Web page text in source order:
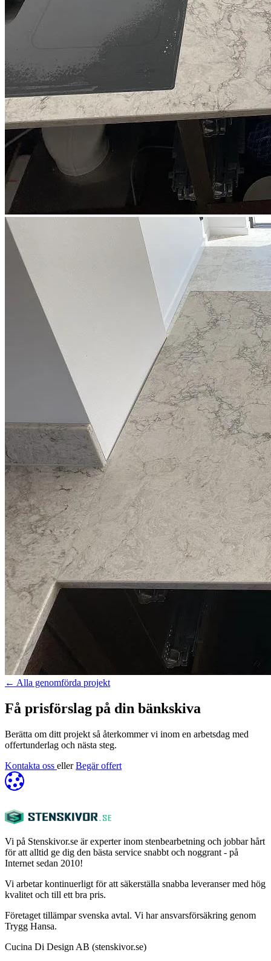
← Alla genomförda projekt
Få prisförslag på din bänkskiva
Berätta om ditt projekt så återkommer vi inom en arbetsdag med
offertunderlag och nästa steg.
Kontakta oss eller Begär offert
Vi på Stenskivor.se är experter inom stenbearbetning och jobbar hårt
för att alltid ge dig den bästa service snabbt och noggrant - på
Internet sedan 2010!
Vi arbetar kontinuerligt för att säkerställa snabba leveranser med hög
kvalitet och till ett bra pris.
Företaget tillämpar svenska avtal. Vi har ansvarsförsäkring genom
Trygg Hansa.
Cucina Di Design AB (stenskivor.se)